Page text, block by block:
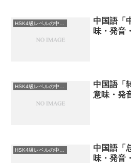
中国語「
味・発音
HSK4級レベルの中国語
中国語「
意味・発
中国語「
味・発音